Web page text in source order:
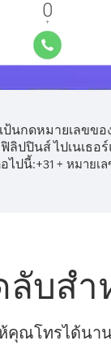
นกดหมายเลขขอ
ลิปปินส์ ไปเนเธอ
ไปนี้:+31 + หมายเ
ลับส
ห้คุณโทรได้นา